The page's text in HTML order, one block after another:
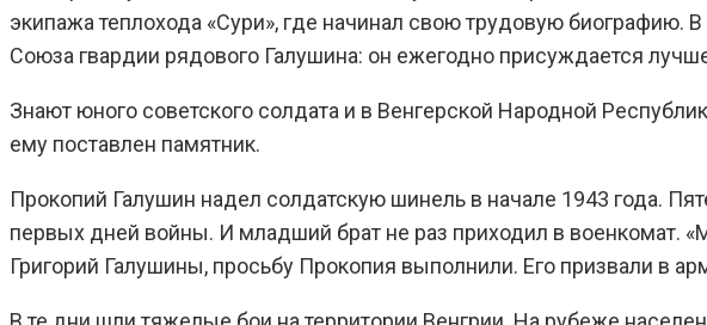
экипажа теплохода «Сури», где начинал свою трудовую
Союза гвардии рядового Галушина: он ежегодно присуждается
Знают юного советского солдата и в Венгерской Народной
ему поставлен памятник.
Прокопий Галушин надел солдатскую шинель в начале 1943 года.
первых дней войны. И младший брат не раз приходил в военкомат.
Григорий Галушины, просьбу Прокопия выполнили. Его призвали в